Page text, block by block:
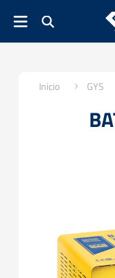
Inicio GYS